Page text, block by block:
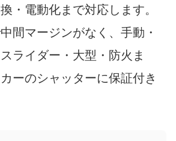
・電動化まで対応します。
間マージンがなく、手動・
ライダー・大型・防火ま
ーのシャッターに保証付き